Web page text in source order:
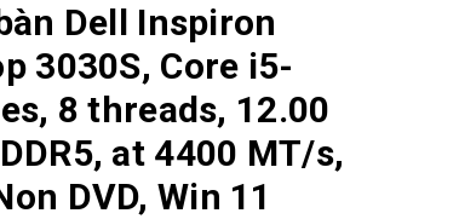
Dell Inspiron
3030S, Core i5-
8 threads, 12.00
at 4400 MT/s,
DVD, Win 11